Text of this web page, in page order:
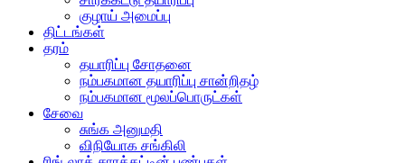
குழாய் அமைப்பு
திட்டங்கள்
தரம்
தயாரிப்பு சோதனை
நம்பகமான தயாரிப்பு சான்றிதழ்
நம்பகமான மூலப்பொருட்கள்
சேவை
சுங்க அனுமதி
விநியோக சங்கிலி